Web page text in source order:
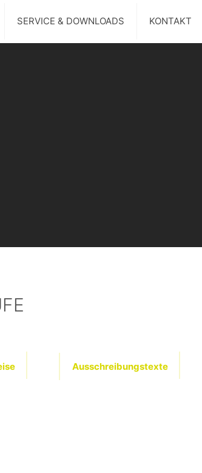
SERVICE & DOWNLOADS KONTAKT
Ausschreibungstexte